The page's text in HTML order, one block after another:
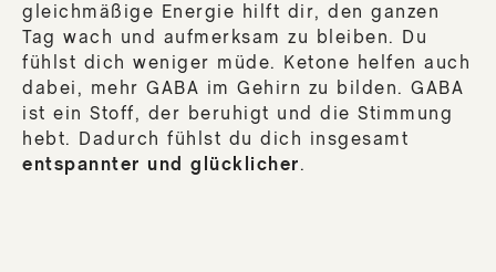
gleichmäßige Energie hilft dir, den ganzen
Tag wach und aufmerksam zu bleiben. Du
fühlst dich weniger müde. Ketone helfen auch
dabei, mehr GABA im Gehirn zu bilden. GABA
ist ein Stoff, der beruhigt und die Stimmung
hebt. Dadurch fühlst du dich insgesamt
entspannter und glücklicher.